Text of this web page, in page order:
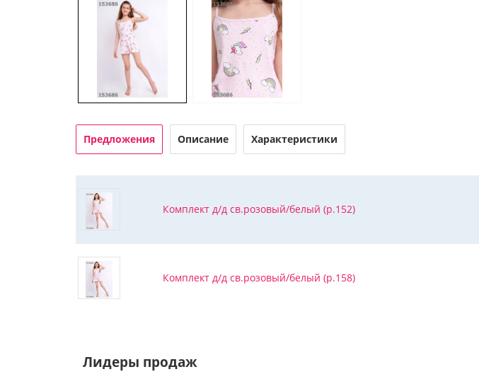
Предложения Описание Характеристики
Комплект д/д св.розовый/белый (р.152)
Комплект д/д св.розовый/белый (р.158)
Лидеры продаж